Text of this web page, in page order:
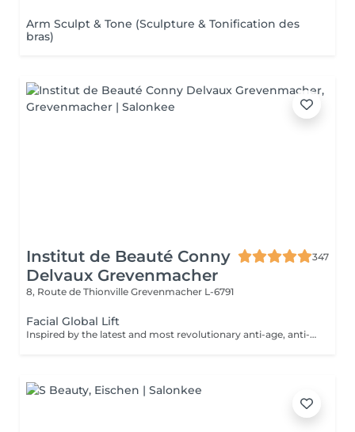
Arm Sculpt & Tone (Sculpture & Tonification des
bras)
Institut de Beauté Conny
Delvaux Grevenmacher
347
8, Route de Thionville Grevenmacher L-6791
Facial Global Lift
Inspired by the latest and most revolutionary anti-age, anti-senescence marker therapies, Skeyndor has created the ultimate face lift. A new way of understanding cosmetic face lift treatments from deep inside the cellulars The ultimate objectif of these therapies is to improve cellular functionality in cells with slow metabolismus that cause the skin tissues to lose their density, firmness and elesticity: as occurs with mature skins or skins that are over-exposed to the sun.